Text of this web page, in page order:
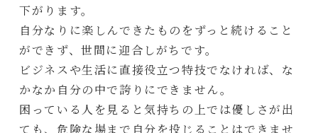
下がります。
自分なりに楽しんできたものをずっと続けること
ができず、世間に迎合しがちです。
ビジネスや生活に直接役立つ特技でなければ、な
かなか自分の中で誇りにできません。
困っている人を見ると気持ちの上では優しさが出
ても、危険な場まで自分を投じることはできませ